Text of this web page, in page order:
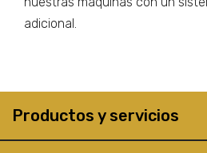
adicional.
Productos y servicios